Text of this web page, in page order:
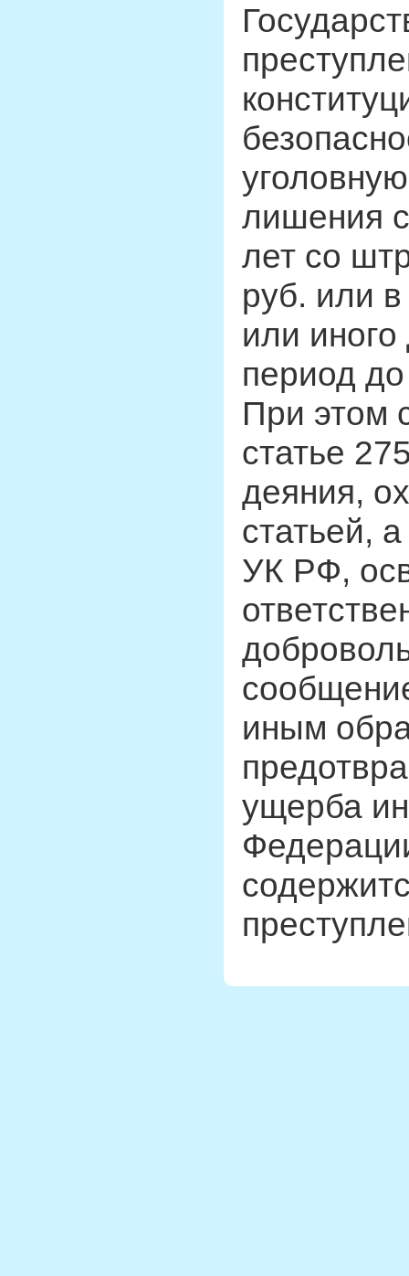
лишения
лет со
руб. или
или
период до
При этом
статье
деяния,
статьей,
УК РФ,
иным
ущерба